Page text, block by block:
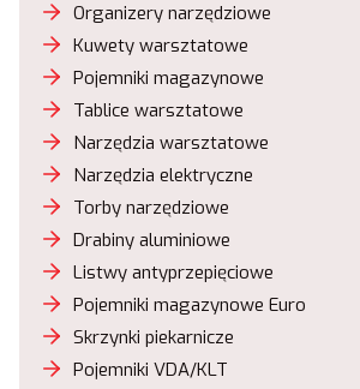
Organizery narzędziowe
Kuwety warsztatowe
Pojemniki magazynowe
Tablice warsztatowe
Narzędzia warsztatowe
Narzędzia elektryczne
Torby narzędziowe
Drabiny aluminiowe
Listwy antyprzepięciowe
Pojemniki magazynowe Euro
Skrzynki piekarnicze
Pojemniki VDA/KLT